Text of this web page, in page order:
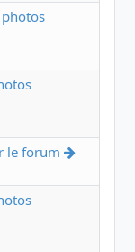
message
message
le forum
Voir le
message